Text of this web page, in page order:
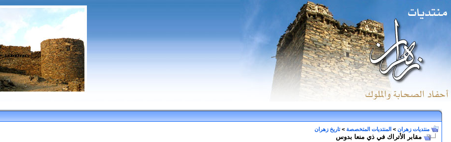
منتديات زهران > المنتديات المتخصصة >تاريخ زهران
مقابر الأتراك في ذي منعا بدوس